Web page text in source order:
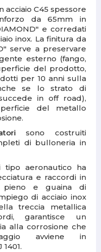
acciaio C45 spessore
da 65mm in
" e corredati
inox. La finitura da
" serve a preservare
esterno (fango,
del prodotto,
per 10 anni sulla
se lo strato di
in off road),
del metallo
sono costruiti
di bulloneria in
aeronautico ha
e raccordi in
pieno e guaina di
di acciaio inox
treccia metallica
garantisce un
alla corrosione che
avviene in